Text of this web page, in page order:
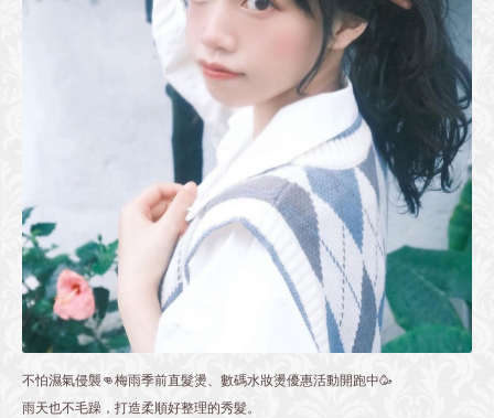
不怕濕氣侵襲👊梅雨季前直髮燙、數碼水妝燙優惠活動開跑中🥳
雨天也不毛躁，打造柔順好整理的秀髮。